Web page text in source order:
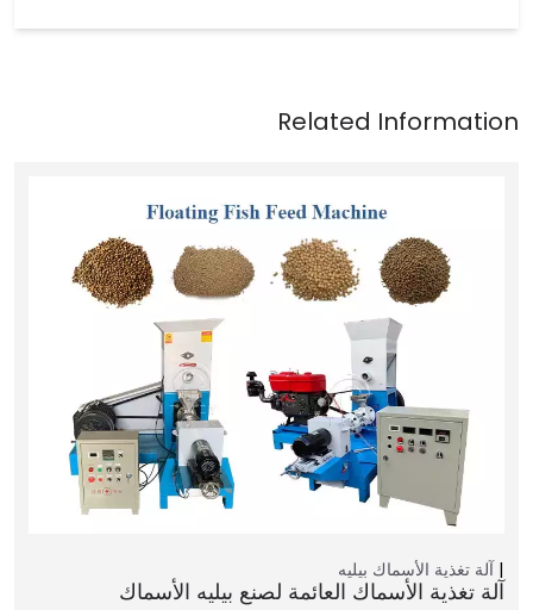
آلة تغذية الأسماك بيليه
آلة تغذية الأسماك العائمة لصنع بيليه الأسماك